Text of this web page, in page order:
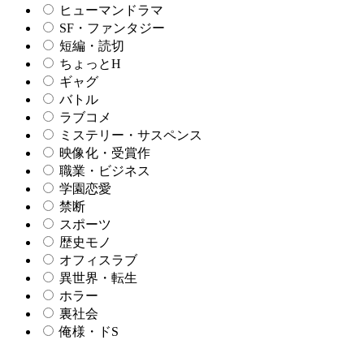
ヒューマンドラマ
SF・ファンタジー
短編・読切
ちょっとH
ギャグ
バトル
ラブコメ
ミステリー・サスペンス
映像化・受賞作
職業・ビジネス
学園恋愛
禁断
スポーツ
歴史モノ
オフィスラブ
異世界・転生
ホラー
裏社会
俺様・ドS